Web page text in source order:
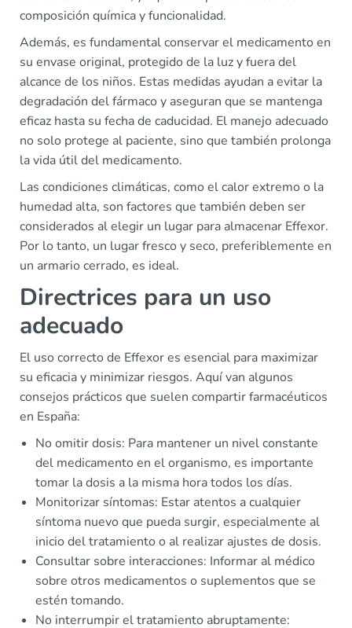
composición química y funcionalidad.
Además, es fundamental conservar el medicamento en
su envase original, protegido de la luz y fuera del
alcance de los niños. Estas medidas ayudan a evitar la
degradación del fármaco y aseguran que se mantenga
eficaz hasta su fecha de caducidad. El manejo adecuado
no solo protege al paciente, sino que también prolonga
la vida útil del medicamento.
Las condiciones climáticas, como el calor extremo o la
humedad alta, son factores que también deben ser
considerados al elegir un lugar para almacenar Effexor.
Por lo tanto, un lugar fresco y seco, preferiblemente en
un armario cerrado, es ideal.
Directrices para un uso
adecuado
El uso correcto de Effexor es esencial para maximizar
su eficacia y minimizar riesgos. Aquí van algunos
consejos prácticos que suelen compartir farmacéuticos
en España:
No omitir dosis: Para mantener un nivel constante
del medicamento en el organismo, es importante
tomar la dosis a la misma hora todos los días.
Monitorizar síntomas: Estar atentos a cualquier
síntoma nuevo que pueda surgir, especialmente al
inicio del tratamiento o al realizar ajustes de dosis.
Consultar sobre interacciones: Informar al médico
sobre otros medicamentos o suplementos que se
estén tomando.
No interrumpir el tratamiento abruptamente: